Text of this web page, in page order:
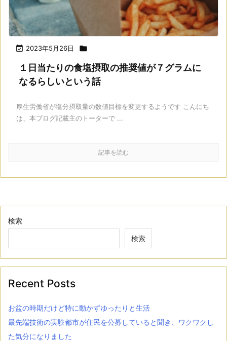
 2023年5月26日 
１日当たりの食塩摂取の推奨値が７グラムに
なるらしいという話
厚生労働省が塩分摂取量の数値目標を変更するようです こんにち
は、本ブログ記載主のトーターで ...
記事を読む
検索
検索
Recent Posts
お盆の時期だけど特に動かずゆったりと生活
最先端技術の実験都市が住民を公募していると聞き、ワクワクし
た気分になりました